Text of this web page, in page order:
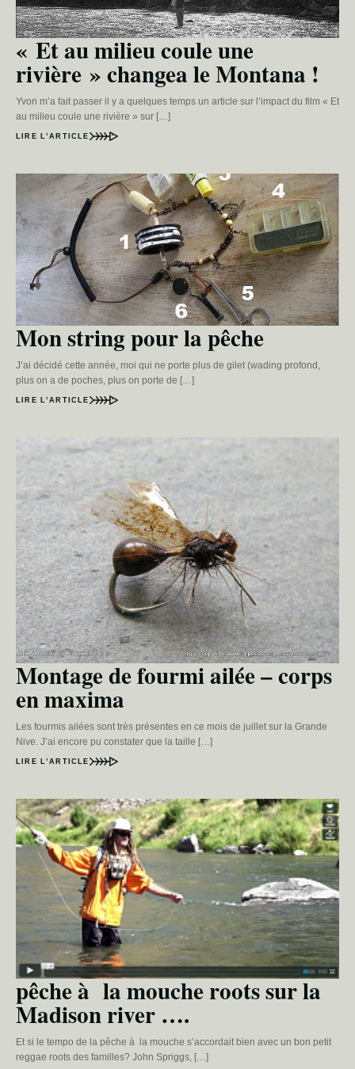
« Et au milieu coule une
rivière » changea le Montana !
Yvon m’a fait passer il y a quelques temps un article sur l’impact du film « Et
au milieu coule une rivière » sur […]
LIRE L’ARTICLE
Mon string pour la pêche
J’ai décidé cette année, moi qui ne porte plus de gilet (wading profond,
plus on a de poches, plus on porte de […]
LIRE L’ARTICLE
Montage de fourmi ailée – corps
en maxima
Les fourmis ailées sont très présentes en ce mois de juillet sur la Grande
Nive. J’ai encore pu constater que la taille […]
LIRE L’ARTICLE
pêche à la mouche roots sur la
Madison river ….
Et si le tempo de la pêche à la mouche s’accordait bien avec un bon petit
reggae roots des familles? John Spriggs, […]